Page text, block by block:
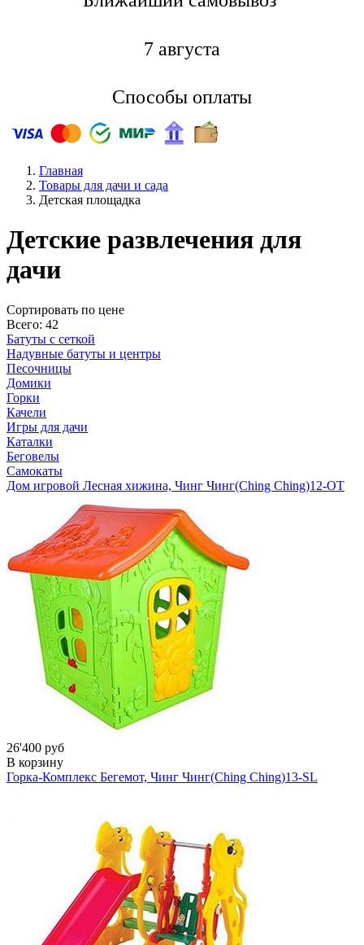
7 августа
Способы оплаты
Главная
Товары для дачи и сада
Детская площадка
Детские развлечения для
дачи
Cортировать по цене
Всего: 42
Батуты с сеткой
Надувные батуты и центры
Песочницы
Домики
Горки
Качели
Игры для дачи
Каталки
Беговелы
Самокаты
Дом игровой Лесная хижина, Чинг Чинг(Ching Ching)12-OT
26'400 руб
В корзину
Горка-Комплекс Бегемот, Чинг Чинг(Ching Ching)13-SL